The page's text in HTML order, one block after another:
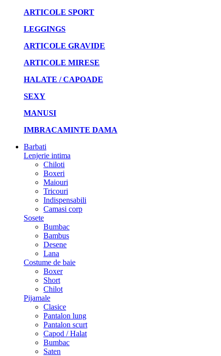
ARTICOLE SPORT
LEGGINGS
ARTICOLE GRAVIDE
ARTICOLE MIRESE
HALATE / CAPOADE
SEXY
MANUSI
IMBRACAMINTE DAMA
Barbati
Lenjerie intima
Chiloti
Boxeri
Maiouri
Tricouri
Indispensabili
Camasi corp
Sosete
Bumbac
Bambus
Desene
Lana
Costume de baie
Boxer
Short
Chilot
Pijamale
Clasice
Pantalon lung
Pantalon scurt
Capod / Halat
Bumbac
Saten